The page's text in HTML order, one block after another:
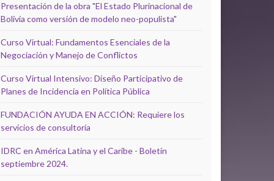
Presentación de la obra "El Estado Plurinacional de
Bolivia como versión de modelo neo-populista"
Curso Virtual: Fundamentos Esenciales de la
Negociación y Manejo de Conflictos
Curso Virtual Intensivo: Diseño Participativo de
Planes de Incidencia en Política Pública
FUNDACIÓN AYUDA EN ACCIÓN: Requiere los
servicios de consultoría
IDRC en América Latina y el Caribe - Boletín
septiembre 2024.